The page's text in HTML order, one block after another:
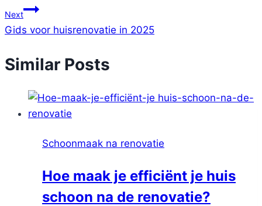
Next
Gids voor huisrenovatie in 2025
Similar Posts
Schoonmaak na renovatie
Hoe maak je efficiënt je huis
schoon na de renovatie?